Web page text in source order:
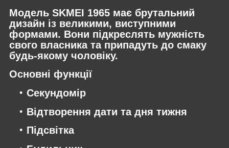
Модель SKMEI 1965 має брутальний
дизайн із великими, виступними
формами. Вони підкреслять мужність
свого власника та припадуть до смаку
будь-якому чоловіку.
Основні функції
Секундомір
Відтворення дати та дня тижня
Підсвітка